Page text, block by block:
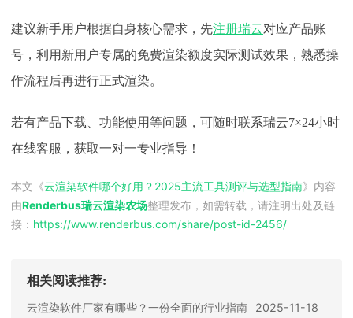
建议新手用户根据自身核心需求，先注册瑞云对应产品账
号，利用新用户专属的免费渲染额度实际测试效果，熟悉操
作流程后再进行正式渲染。
若有产品下载、功能使用等问题，可随时联系瑞云7×24小时
在线客服，获取一对一专业指导！
本文《云渲染软件哪个好用？2025主流工具测评与选型指南》内容
由Renderbus瑞云渲染农场整理发布，如需转载，请注明出处及链
接： https://www.renderbus.com/share/post-id-2456/
相关阅读推荐:
云渲染软件厂家有哪些？一份全面的行业指南
2025-11-18